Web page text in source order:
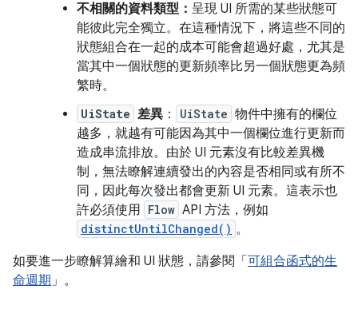
不相關的資料類型： 呈現 UI 所需的某些狀態可
能彼此完全獨立。在這種情況下，將這些不同的
狀態組合在一起的成本可能會超過好處，尤其是
當其中一個狀態的更新頻率比另一個狀態更為頻
繁時。
UiState 差異 ： UiState 物件中擁有的欄位
越多，就越有可能因為其中一個欄位進行更新而
造成串流排放。由於 UI 元素沒有比較差異機
制，無法瞭解連續發出的內容是否相同或有所不
同，因此每次發出都會更新 UI 元素。這表示也
許必須使用 Flow API 方法，例如
distinctUntilChanged() 。
如要進一步瞭解算繪和 UI 狀態，請參閱「 可組合函式的生
命週期 」。